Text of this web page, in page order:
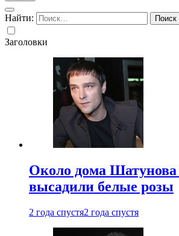
Найти:
Заголовки
Около дома
высадили белые розы
2 года спустя2 года спустя